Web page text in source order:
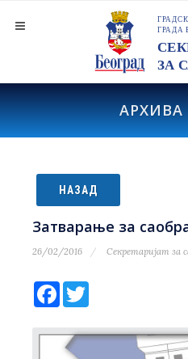
АРХИВА
НАЗАД
Затварање за
26/02/2016 Секретаријат за
Facebook